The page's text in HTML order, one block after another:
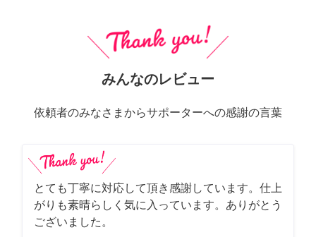
みんなのレビュー
依頼者のみなさまからサポーターへの感謝の言葉
とても丁寧に対応して頂き感謝しています。仕上
がりも素晴らしく気に入っています。ありがとう
ございました。